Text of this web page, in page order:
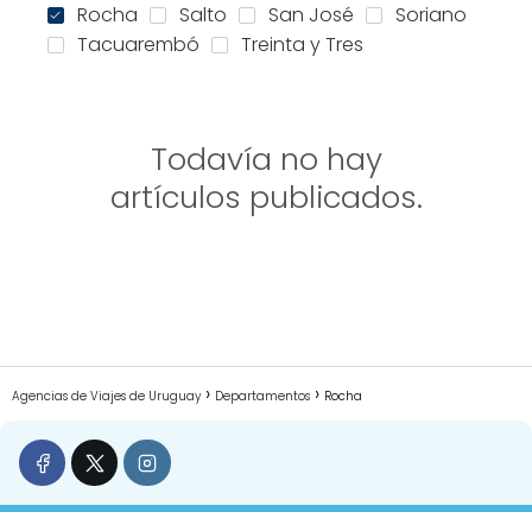
Rocha
Salto San José
Soriano
Tacuarembó
Treinta y Tres
Todavía no hay
artículos publicados.
Agencias de Viajes de Uruguay Departamentos Rocha